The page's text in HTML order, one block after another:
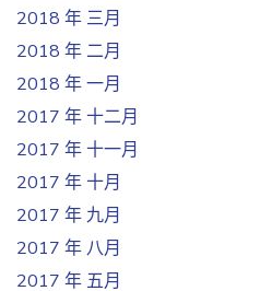
2018 年 三月
2018 年 二月
2018 年 一月
2017 年 十二月
2017 年 十一月
2017 年 十月
2017 年 九月
2017 年 八月
2017 年 五月